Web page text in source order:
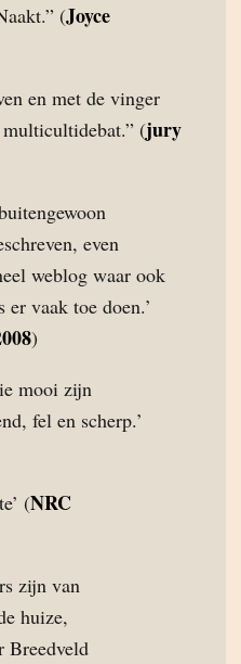
(Joyce
en met de vinger
(jury
even
weblog waar ook
er vaak toe doen.’
)
mooi zijn
fel en scherp.’
(NRC
zijn van
huize,
Breedveld